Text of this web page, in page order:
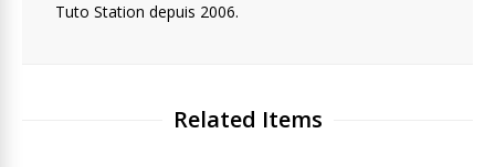
Tuto Station depuis 2006.
Related Items